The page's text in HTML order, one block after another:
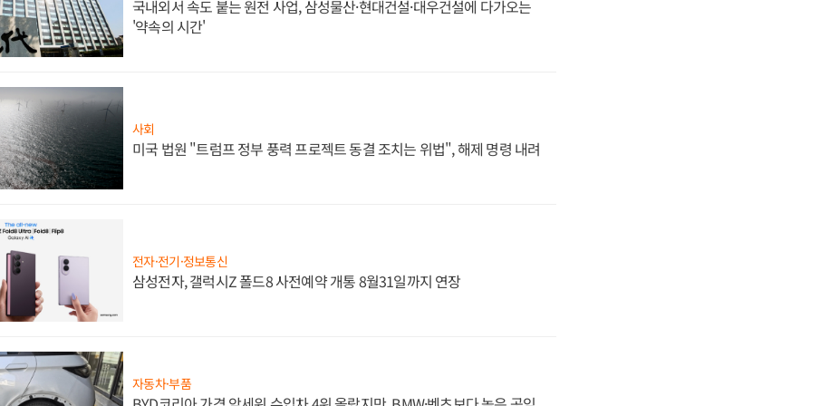
국내외서 속도 붙는 원전 사업, 삼성물산·현대건설·대우건설에 다가오는
'약속의 시간'
사회
미국 법원 "트럼프 정부 풍력 프로젝트 동결 조치는 위법", 해제 명령 내려
전자·전기·정보통신
삼성전자, 갤럭시Z 폴드8 사전예약 개통 8월31일까지 연장
자동차·부품